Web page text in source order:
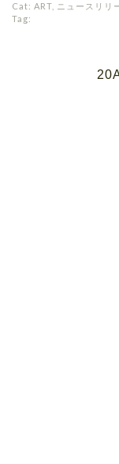
Cat: ART ニュースリリ
Tag: